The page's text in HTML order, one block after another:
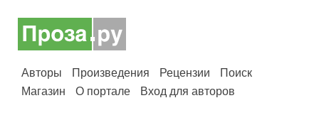
Авторы Произведения Рецензии
Поиск
Магазин
О портале Вход для авторов